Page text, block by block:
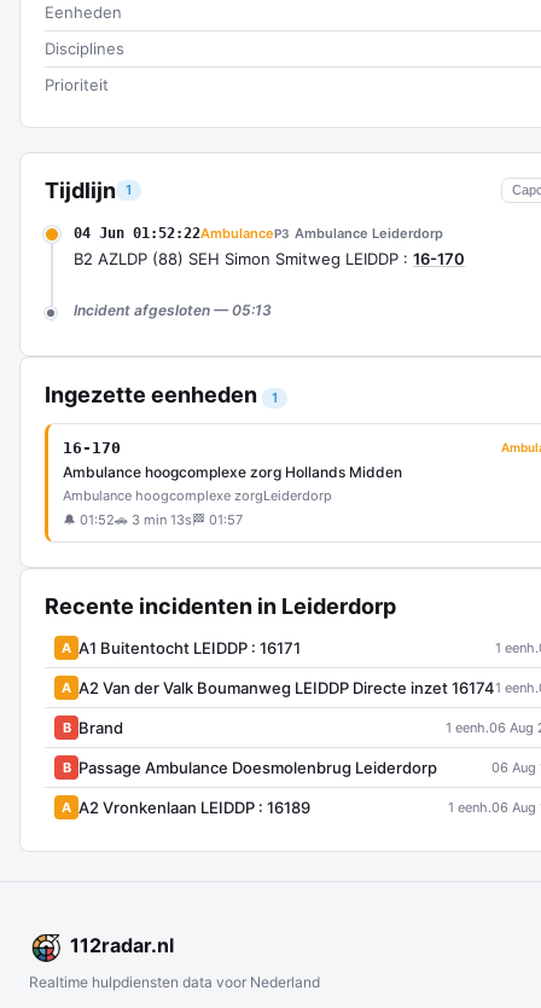
Tijdlijn 1
04 Jun 01:52:22AmbulanceP3 Ambulance Leiderdorp
B2 AZLDP (88) SEH Simon Smitweg LEIDDP : 16-170
Incident afgesloten — 05:13
Ingezette eenheden 1
16-170
Ambulance hoogcomplexe zorg Hollands Midden
Ambulance hoogcomplexe zorgLeiderdorp
🔔 01:52🚗 3 min 13s 🏁 01:57
Recente incidenten in Leiderdorp
A A1 Buitentocht LEIDDP : 16171 1 eenh.
A A2 Van der Valk Boumanweg LEIDDP Directe inzet 161741 eenh.
B Brand 1 eenh.06 Aug
B Passage Ambulance Doesmolenbrug Leiderdorp 06 Aug
A A2 Vronkenlaan LEIDDP : 16189 1 eenh.06 Aug
Eenheden
Disciplines
Prioriteit
112radar.nl
Realtime hulpdiensten data voor Nederland